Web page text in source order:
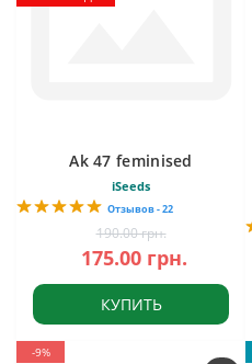
Ak 47 feminised
iSeeds
Отзывов - 22
190.00 грн.
175.00 грн.
КУПИТЬ
-9%